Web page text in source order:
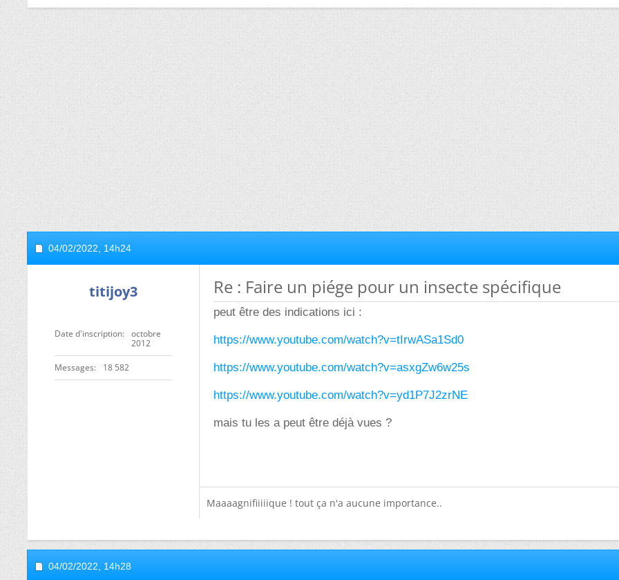
04/02/2022, 14h24
titijoy3
Date d'inscription
octobre
2012
Messages 18 582
Re : Faire un piége pour un insecte spécifique
peut être des indications ici :
https://www.youtube.com/watch?v=tIrwASa1Sd0
https://www.youtube.com/watch?v=asxgZw6w25s
https://www.youtube.com/watch?v=yd1P7J2zrNE
mais tu les a peut être déjà vues ?
Maaaagnifiiiiique ! tout ça n'a aucune importance..
04/02/2022, 14h28